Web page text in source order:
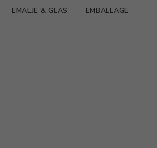
EMALJE & GLAS EMBALLAGE